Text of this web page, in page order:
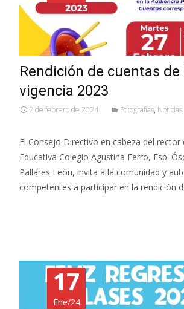
Rendición de cuentas de
vigencia 2023
2 de febrero de 2024 Fotografías, Noticias
El Consejo Directivo en cabeza del rector
Educativa Colegio Agustina Ferro, Esp.
Pallares León, invita a la comunidad y
competentes a participar en la rendición
17
Ene/24